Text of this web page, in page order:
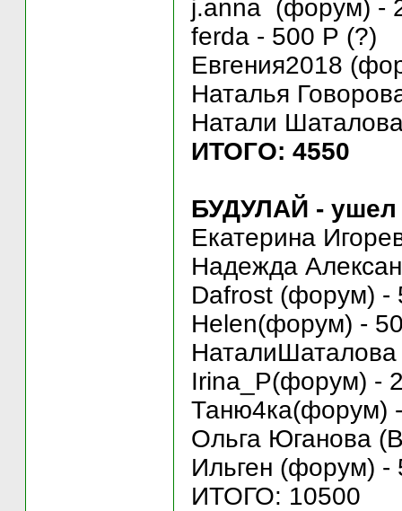
j.anna (форум) -
ferda - 500 Р (?)
Евгения2018
Наталья
Натали
ИТОГО: 4550
БУДУЛАЙ - ушел
Екатерина
Надежда
Dafrost (форум) -
Helen(форум) -
Irina_P(форум) -
Таню4ка(форум)
Ольга Юганова
Ильген (форум) -
ИТОГО: 10500